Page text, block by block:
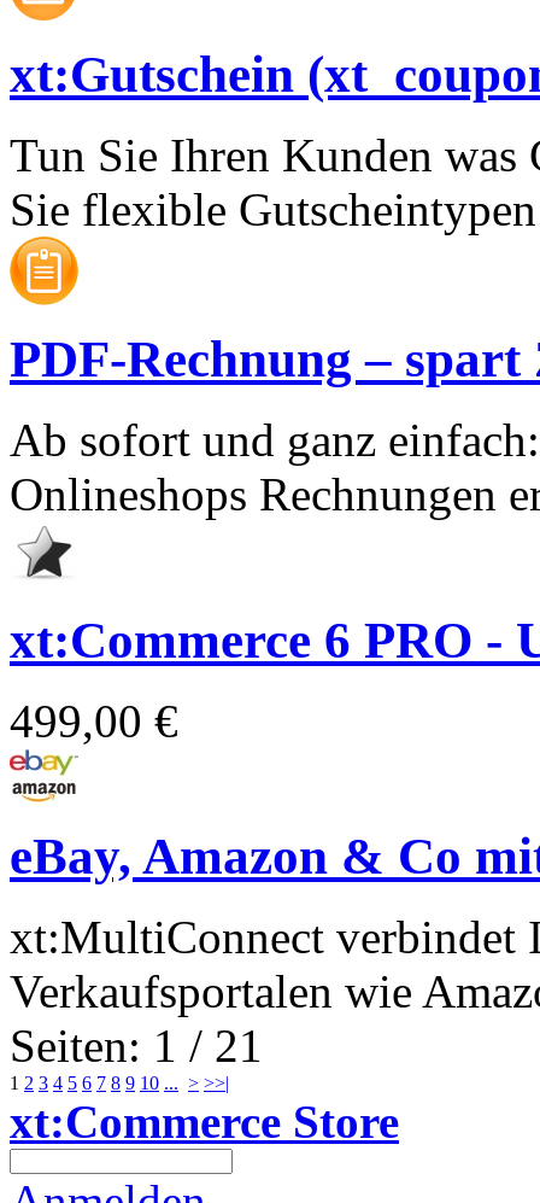
xt:Gutschein
Tun Sie Ihren Kunden
Sie flexible
PDF-Rechnung –
Ab sofort und ganz
Onlineshops Rechnungen
xt:Commerce 6 PRO -
499,00 €
eBay, Amazon & Co
xt:MultiConnect verbindet
Verkaufsportalen wie
Seiten: 1 / 21
1 2 3 4 5 6 7 8 9 10 ... > >>|
xt:Commerce Store